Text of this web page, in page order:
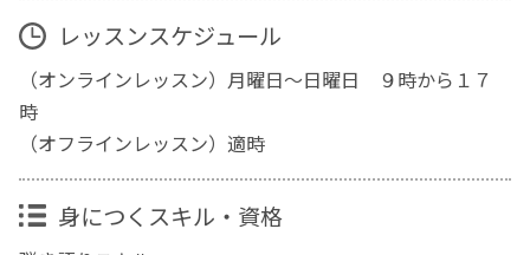
レッスンスケジュール
（オンラインレッスン）月曜日〜日曜日 ９時から１７
時
（オフラインレッスン）適時
身につくスキル・資格